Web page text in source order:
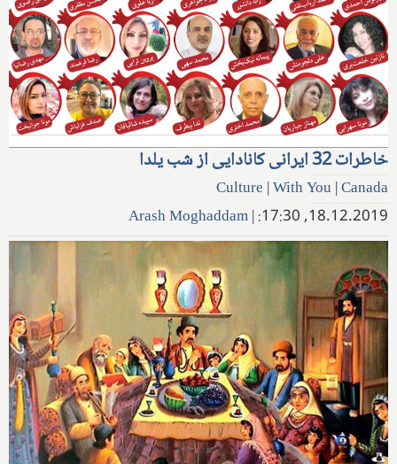
خاطرات 32 ایرانی کانادایی از شب یلدا
Culture |With You |Canada
18.12.2019, 17:30:
|
Arash Moghaddam